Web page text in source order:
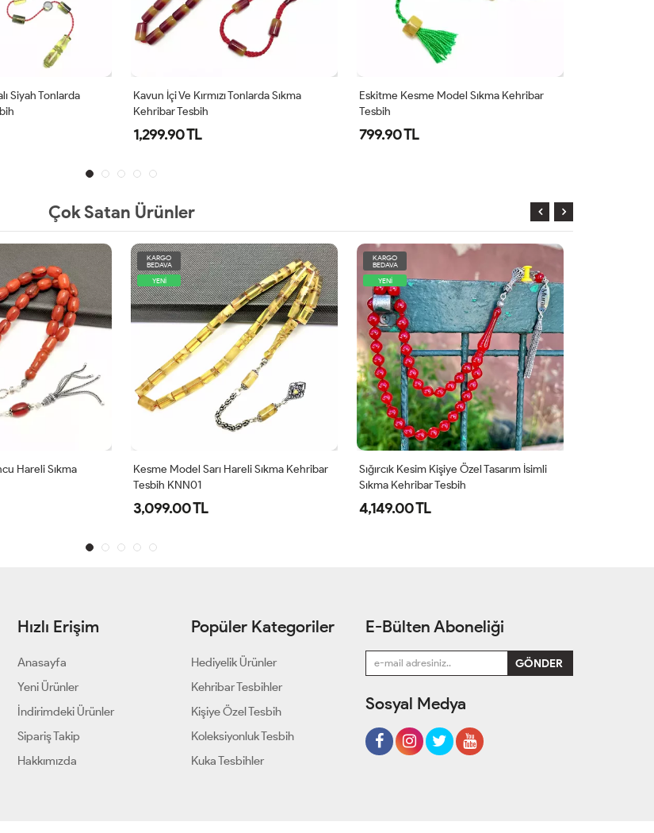
Siyah Tonlarda
Kavun İçi Ve Kırmızı Tonlarda Sıkma
Kehribar Tesbih
1,299.90 TL
Eskitme Kesme Model Sıkma Kehribar
Tesbih
799.90 TL
Çok Satan Ürünler
Hareli Sıkma
KARGO
BEDAVA
YENİ
Kesme Model Sarı Hareli Sıkma Kehribar
Tesbih KNN01
3,099.00 TL
KARGO
BEDAVA
YENİ
Sığırcık Kesim Kişiye Özel Tasarım İsimli
Sıkma Kehribar Tesbih
4,149.00 TL
Hızlı Erişim
Anasayfa
Yeni Ürünler
İndirimdeki Ürünler
Sipariş Takip
Hakkımızda
Popüler Kategoriler
Hediyelik Ürünler
Kehribar Tesbihler
Kişiye Özel Tesbih
Koleksiyonluk Tesbih
Kuka Tesbihler
E-Bülten Aboneliği
Sosyal Medya